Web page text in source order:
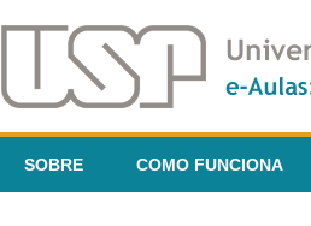
SOBRE COMO FUNCIONA